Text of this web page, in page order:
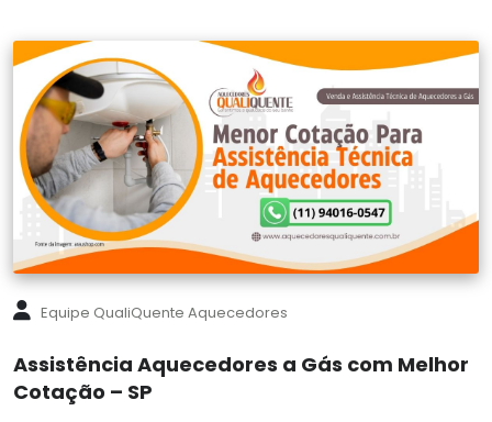
Equipe QualiQuente Aquecedores
Assistência Aquecedores a Gás com Melhor
Cotação – SP